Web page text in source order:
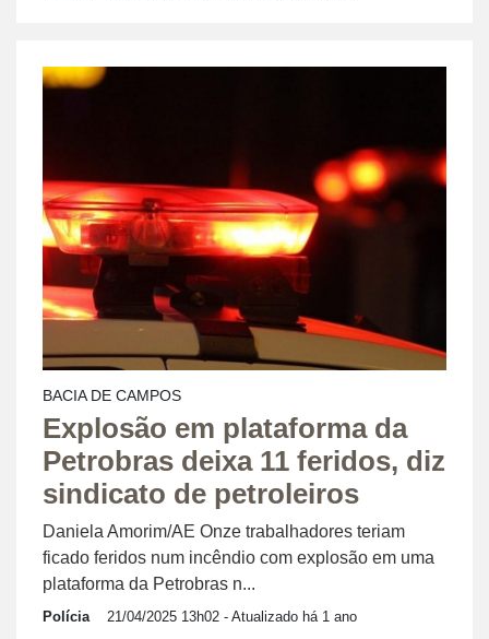
BACIA DE CAMPOS
Explosão em plataforma da
Petrobras deixa 11 feridos, diz
sindicato de petroleiros
Daniela Amorim/AE Onze trabalhadores teriam
ficado feridos num incêndio com explosão em uma
plataforma da Petrobras n...
Polícia 21/04/2025 13h02 - Atualizado há 1 ano